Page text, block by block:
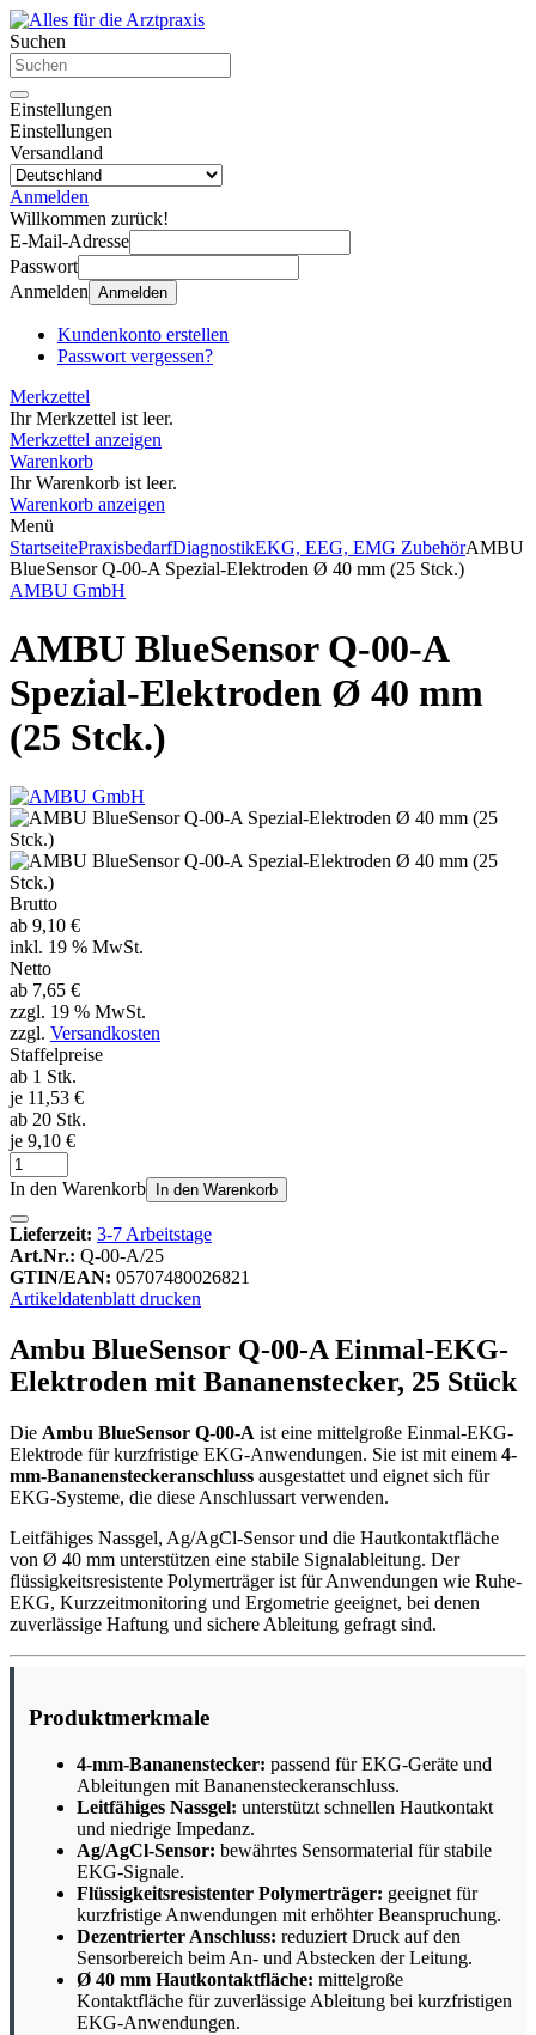
Suchen
Einstellungen
Einstellungen
Versandland
Anmelden
Willkommen zurück!
E-Mail-Adresse
Passwort
Anmelden Anmelden
Kundenkonto erstellen
Passwort vergessen?
Merkzettel
Ihr Merkzettel ist leer.
Merkzettel anzeigen
Warenkorb
Ihr Warenkorb ist leer.
Warenkorb anzeigen
Menü
StartseitePraxisbedarfDiagnostikEKG, EEG, EMG ZubehörAMBU
BlueSensor Q-00-A Spezial-Elektroden Ø 40 mm (25 Stck.)
AMBU GmbH
AMBU BlueSensor Q-00-A
Spezial-Elektroden Ø 40 mm
(25 Stck.)
Brutto
ab 9,10 €
inkl. 19 % MwSt.
Netto
ab 7,65 €
zzgl. 19 % MwSt.
zzgl. Versandkosten
Staffelpreise
ab 1 Stk.
je 11,53 €
ab 20 Stk.
je 9,10 €
In den Warenkorb In den Warenkorb
Lieferzeit: 3-7 Arbeitstage
Art.Nr.: Q-00-A/25
GTIN/EAN: 05707480026821
Artikeldatenblatt drucken
Ambu BlueSensor Q-00-A Einmal-EKG-
Elektroden mit Bananenstecker, 25 Stück
Die Ambu BlueSensor Q-00-A ist eine mittelgroße Einmal-EKG-
Elektrode für kurzfristige EKG-Anwendungen. Sie ist mit einem 4-
mm-Bananensteckeranschluss ausgestattet und eignet sich für
EKG-Systeme, die diese Anschlussart verwenden.
Leitfähiges Nassgel, Ag/AgCl-Sensor und die Hautkontaktfläche
von Ø 40 mm unterstützen eine stabile Signalableitung. Der
flüssigkeitsresistente Polymerträger ist für Anwendungen wie Ruhe-
EKG, Kurzzeitmonitoring und Ergometrie geeignet, bei denen
zuverlässige Haftung und sichere Ableitung gefragt sind.
Produktmerkmale
4-mm-Bananenstecker: passend für EKG-Geräte und
Ableitungen mit Bananensteckeranschluss.
Leitfähiges Nassgel: unterstützt schnellen Hautkontakt
und niedrige Impedanz.
Ag/AgCl-Sensor: bewährtes Sensormaterial für stabile
EKG-Signale.
Flüssigkeitsresistenter Polymerträger: geeignet für
kurzfristige Anwendungen mit erhöhter Beanspruchung.
Dezentrierter Anschluss: reduziert Druck auf den
Sensorbereich beim An- und Abstecken der Leitung.
Ø 40 mm Hautkontaktfläche: mittelgroße
Kontaktfläche für zuverlässige Ableitung bei kurzfristigen
EKG-Anwendungen.